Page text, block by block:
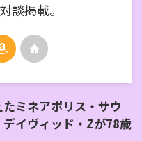
談掲載。
ミネアポリス・サウ
イヴィッド・Zが78歳